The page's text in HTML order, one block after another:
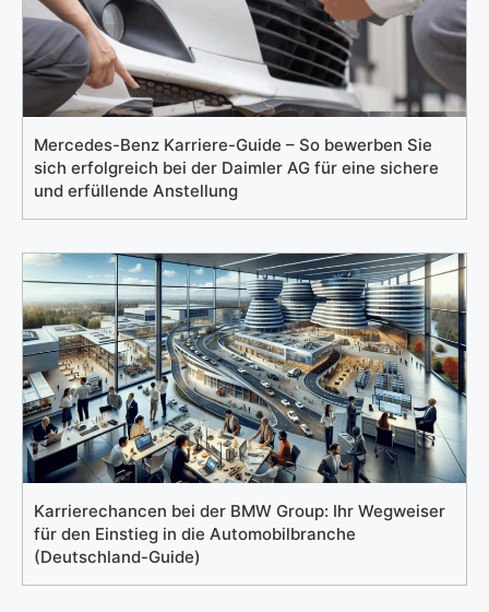
Mercedes-Benz Karriere-Guide – So bewerben Sie
sich erfolgreich bei der Daimler AG für eine sichere
und erfüllende Anstellung
Karrierechancen bei der BMW Group: Ihr Wegweiser
für den Einstieg in die Automobilbranche
(Deutschland-Guide)